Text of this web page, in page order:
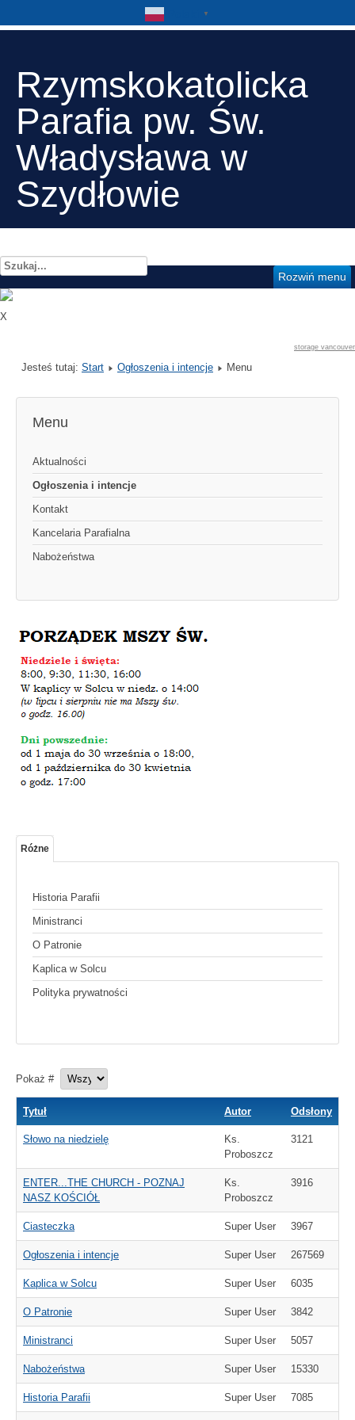
Rzymskokatolicka
Parafia pw. Św.
Władysława w
Szydłowie
Szukaj...
Rozwiń menu
X
storage vancouver
▼
Jesteś tutaj: Start Ogłoszenia i intencje Menu
Menu
Aktualności
Ogłoszenia i intencje
Kontakt
Kancelaria Parafialna
Nabożeństwa
Różne
Historia Parafii
Ministranci
O Patronie
Kaplica w Solcu
Polityka prywatności
Pokaż #
Tytuł Autor Odsłony
Słowo na niedzielę
Ks.
Proboszcz
3121
ENTER...THE CHURCH - POZNAJ
NASZ KOŚCIÓŁ
Ks.
Proboszcz
3916
Ciasteczka Super User 3967
Ogłoszenia i intencje Super User 267569
Kaplica w Solcu Super User 6035
O Patronie Super User 3842
Ministranci Super User 5057
Nabożeństwa Super User 15330
Historia Parafii Super User 7085